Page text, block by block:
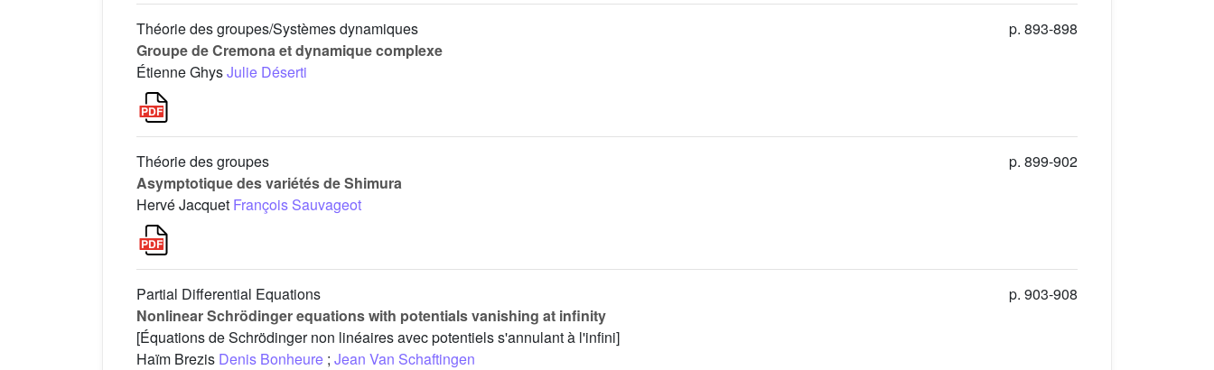
Théorie des groupes/Systèmes dynamiques
Groupe de Cremona et dynamique complexe
Étienne GhysJulie Déserti
p. 893-898
Théorie des groupes
Asymptotique des variétés de Shimura
Hervé Jacquet François Sauvageot
p. 899-902
Partial Differential Equations
Nonlinear Schrödinger equations with potentials vanishing at infinity
[Équations de Schrödinger non linéaires avec potentiels s'annulant à l'infini]
Haïm Brezis Denis Bonheure ; Jean Van Schaftingen
p. 903-908